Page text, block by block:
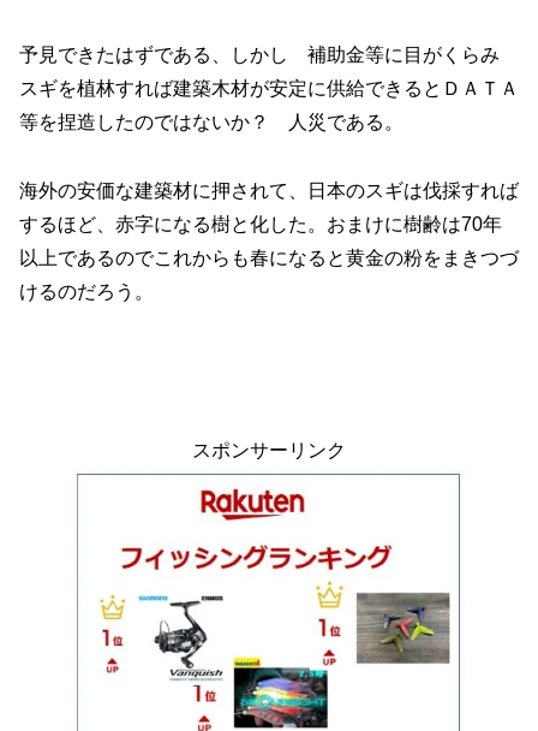
予見できたはずである、しかし 補助金等に目がくらみ
スギを植林すれば建築木材が安定に供給できるとＤＡＴＡ
等を捏造したのではないか？ 人災である。
海外の安価な建築材に押されて、日本のスギは伐採すれば
するほど、赤字になる樹と化した。おまけに樹齢は70年
以上であるのでこれからも春になると黄金の粉をまきつづ
けるのだろう。
スポンサーリンク